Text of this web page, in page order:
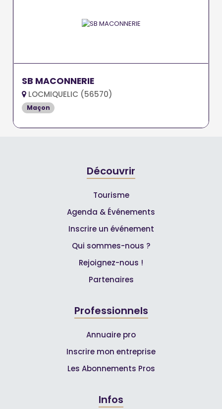
SB MACONNERIE
LOCMIQUELIC (56570)
Maçon
Découvrir
Tourisme
Agenda & Événements
Inscrire un événement
Qui sommes-nous ?
Rejoignez-nous !
Partenaires
Professionnels
Annuaire pro
Inscrire mon entreprise
Les Abonnements Pros
Infos